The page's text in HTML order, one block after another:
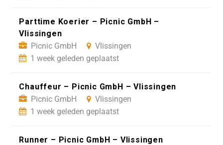
Parttime Koerier – Picnic GmbH –
Vlissingen
Picnic GmbH
Vlissingen
1 week geleden geplaatst
Chauffeur – Picnic GmbH – Vlissingen
Picnic GmbH
Vlissingen
1 week geleden geplaatst
Runner – Picnic GmbH – Vlissingen